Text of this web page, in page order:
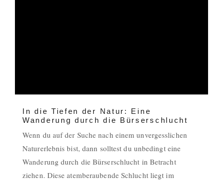
In die Tiefen der Natur: Eine
Wanderung durch die Bürserschlucht
Wenn du auf der Suche nach einem unvergesslichen
Naturerlebnis bist, dann solltest du unbedingt eine
Wanderung durch die Bürserschlucht in Betracht
ziehen. Diese atemberaubende Schlucht liegt im